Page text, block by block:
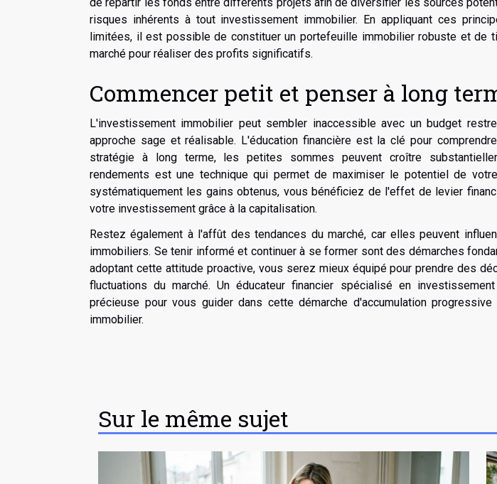
risques inhérents à tout investissement immobilier. En appliquant ces
limitées, il est possible de constituer un portefeuille immobilier robuste et de
marché pour réaliser des profits significatifs.
Commencer petit et penser à long
L'investissement immobilier peut sembler inaccessible avec un budget
approche sage et réalisable. L'éducation financière est la clé pour
stratégie à long terme, les petites sommes peuvent croître
rendements est une technique qui permet de maximiser le potentiel de
systématiquement les gains obtenus, vous bénéficiez de l'effet de levier
votre investissement grâce à la capitalisation.
Restez également à l'affût des tendances du marché, car elles peuvent
immobiliers. Se tenir informé et continuer à se former sont des démarches
adoptant cette attitude proactive, vous serez mieux équipé pour prendre des
fluctuations du marché. Un éducateur financier spécialisé en
précieuse pour vous guider dans cette démarche d'accumulation
immobilier.
Sur le même sujet